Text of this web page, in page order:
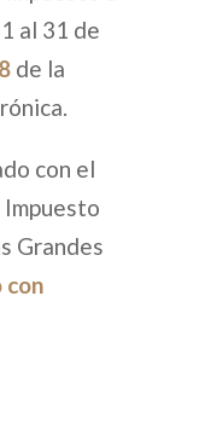
al 31 de
de la
con el
Grandes
con